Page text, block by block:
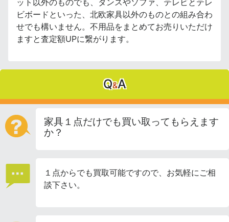
ット以外のものでも、タンスやソファ、テレビとテレ
ビボードといった、北欧家具以外のものとの組み合わ
せでも構いません。不用品をまとめてお売りいただけ
ますと査定額UPに繋がります。
Q&A
家具１点だけでも買い取ってもらえます
か？
１点からでも買取可能ですので、お気軽にご相
談下さい。